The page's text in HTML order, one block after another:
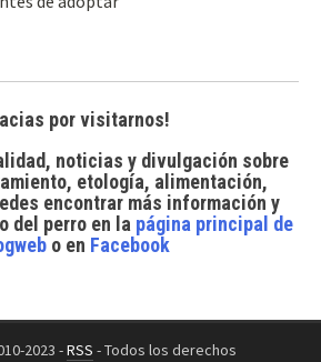
por visitarnos!
noticias y divulgación sobre
etología, alimentación,
encontrar más información y
del perroen la página principal de
o en Facebook
2023 -RSS - Todos los derechos